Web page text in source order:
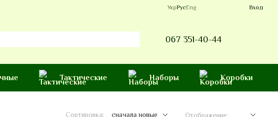
УкрРусEng Вход
067 351-40-44
Тактические Наборы Коробки
Сортировка: сначала новые Отображение: